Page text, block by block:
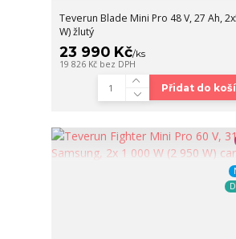
Teverun Blade Mini Pro 48 V, 27 Ah,
W) žlutý
23 990 Kč/ks
19 826 Kč bez DPH
Přidat do